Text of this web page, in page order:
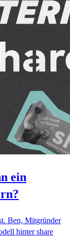
ein
Ben, Mitgründer
hinter share